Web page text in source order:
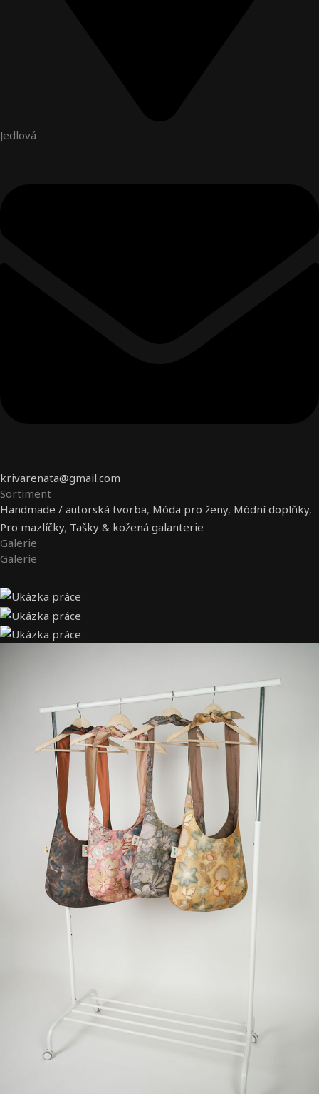
Jedlová
krivarenata@gmail.com
Sortiment
Handmade / autorská tvorba, Móda pro ženy, Módní doplňky,
Pro mazlíčky, Tašky & kožená galanterie
Galerie
Galerie